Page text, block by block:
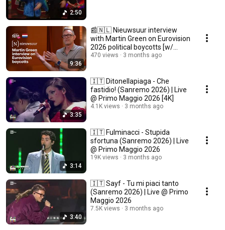
2:50
9:36
📰🇳🇱 Nieuwsuur interview
with Martin Green on Eurovision
2026 political boycotts [w/
English CC]
470 views 3 months ago
3:35
🇮🇹 Ditonellapiaga - Che
fastidio! (Sanremo 2026) | Live
@ Primo Maggio 2026 [4K]
4.1K views 3 months ago
3:14
🇮🇹 Fulminacci - Stupida
sfortuna (Sanremo 2026) | Live
@ Primo Maggio 2026
19K views 3 months ago
3:40
🇮🇹 Sayf - Tu mi piaci tanto
(Sanremo 2026) | Live @ Primo
Maggio 2026
7.5K views 3 months ago